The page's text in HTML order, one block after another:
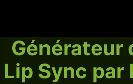
Générateur
Lip Sync par